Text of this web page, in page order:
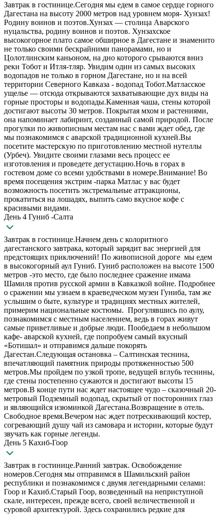
Завтрак в гостинице.Сегодня мы едем в самое сердце горного
Дагестана на высоту 2000 метров над уровнем моря- Хунзах!
Родину воинов и поэтов.Хунзах — столица Аварского
нуцальства, родину воинов и поэтов. Хунзахское
высокогорное плато самое обширное в Дагестане и знаменито
не только своими бескрайними панорамами, но и
Цолотлинским каньоном, на дно которого срываются вниз
реки Тобот и Итля-тляр. Увидим один из самых высоких
водопадов не только в горном Дагестане, но и на всей
территории Северного Кавказа - водопад Тобот.Матласское
ущелье — отсюда открываются захватывающие дух виды на
горные просторы и водопады.Каменная чаша, стены которой
достигают высоты 30 метров. Покрытая мхом и растениями,
она напоминает лабиринт, созданный самой природой. После
прогулки по живописным местам нас с вами ждет обед, где
мы познакомимся с аварской традиционной кухней.Вы
посетите мастерскую по приготовлению местной нутеллы
(Урбеч). Увидите своими глазами весь процесс ее
изготовления и проведете дегустацию.Ночь в горах в
гостевом доме со всеми удобствами в номере.Внимание! Во
время посещения экстрим -парка Матлас у вас будет
возможность посетить экстремальные аттракционы,
прокатиться на лошадях, выпить само вкусное кофе с
красивыми видами.
День 4 Гуниб -Салта
Завтрак в гостинице.Начнем день с колоритного
дагестанского завтрака, который зарядит вас энергией для
предстоящих приключений! По живописной дороге мы едем
в высокогорный аул Гуниб. Гуниб расположен на высоте 1500
метров -это место, где было последнее сражение имама
Шамиля против русской армии в Кавказкой войне. Подробнее
о сражении мы узнаем в краеведческом музеи Гуниба, там же
услышим о быте, культуре и традициях местных жителей,
примерим национальные костюмы. Прогулявшись по аулу,
познакомимся с местным населением, ведь в горах живут
самые приветливые и добрые люди. Пообедаем в небольшом
кафе- аварской кухней, где попробуем самый вкусный
«Ботишал» и отправимся дальше покорять
Дагестан.Следующая остановка – Салтинская теснина,
впечатляющий памятник природы протяженностью 500
метров.Мы пройдем по узкой тропе, ведущей вглубь теснины,
где стены постепенно сужаются и достигают высоты 15
метров.В конце пути нас ждет настоящее чудо – сказочный 20-
метровый Подземный водопад, скрытый от посторонних глаз
и являющийся изюминкой Дагестана.Возвращение в отель.
Свободное время.Вечером нас ждет потрескивающий костер,
согревающий душу чай из самовара и истории, которые будут
звучать как горные легенды.
День 5 Кахиб-Гоор
Завтрак в гостинице.Ранний завтрак. Освобождение
номеров.Сегодня мы отправимся в Шамильский район
республики и познакомимся с двумя легендарными селами:
Гоор и Кахиб.Старый Гоор, возведенный на неприступной
скале, интересен, прежде всего, своей величественной и
суровой архитектурой. Здесь сохранились редкие для